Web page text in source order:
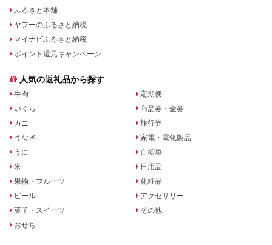
ふるさと本舗
ヤフーのふるさと納税
マイナビふるさと納税
ポイント還元キャンペーン
人気の返礼品から探す
牛肉
いくら
カニ
うなぎ
うに
米
果物・フルーツ
ビール
菓子・スイーツ
おせち
定期便
商品券・金券
旅行券
家電・電化製品
自転車
日用品
化粧品
アクセサリー
その他